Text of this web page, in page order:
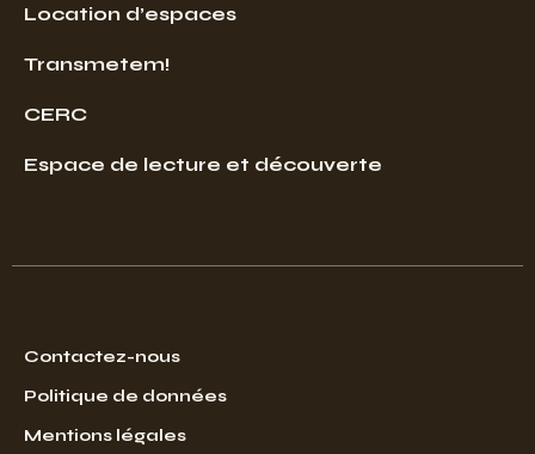
Location d’espaces
Transmetem!
CERC
Espace de lecture et découverte
Contactez-nous
Politique de données
Mentions légales